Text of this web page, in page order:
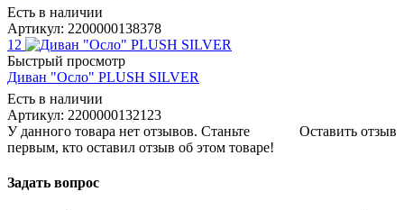
Есть в наличии
Артикул: 2200000138378
12
Быстрый просмотр
Диван "Осло" PLUSH SILVER
Есть в наличии
Артикул: 2200000132123
Оставить отзыв
У данного товара нет отзывов. Станьте
первым, кто оставил отзыв об этом товаре!
Задать вопрос